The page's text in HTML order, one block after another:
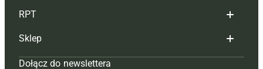
Reklama
Tagi
Mapa serwisu
Hoduj z głową bydło
Hoduj z głową świnie
Prenumerata
RPT
Redakcja
Prenumerata
Sklep
Czasopisma i prenumerata
Dołącz do newslettera